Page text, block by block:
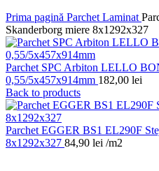
Prima pagină Parchet Laminat
Skanderborg miere 8x1292x327
Parchet SPC Arbiton LELLO
0,55/5x457x914mm 182,00 lei
Back to products
Parchet EGGER BS1 EL290F
8x1292x327 84,90 lei /m2